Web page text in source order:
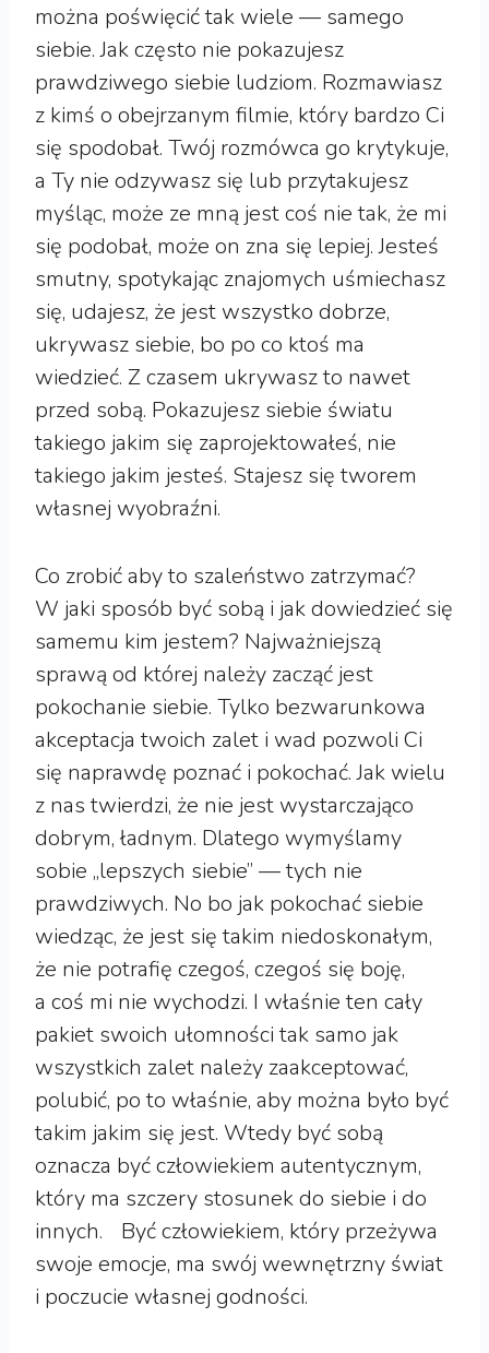
można poświęcić tak wiele — samego
siebie. Jak często nie pokazujesz
prawdziwego siebie ludziom. Rozmawiasz
z kimś o obejrzanym filmie, który bardzo Ci
się spodobał. Twój rozmówca go krytykuje,
a Ty nie odzywasz się lub przytakujesz
myśląc, może ze mną jest coś nie tak, że mi
się podobał, może on zna się lepiej. Jesteś
smutny, spotykając znajomych uśmiechasz
się, udajesz, że jest wszystko dobrze,
ukrywasz siebie, bo po co ktoś ma
wiedzieć. Z czasem ukrywasz to nawet
przed sobą. Pokazujesz siebie światu
takiego jakim się zaprojektowałeś, nie
takiego jakim jesteś. Stajesz się tworem
własnej wyobraźni.
Co zrobić aby to szaleństwo zatrzymać?
W jaki sposób być sobą i jak dowiedzieć się
samemu kim jestem? Najważniejszą
sprawą od której należy zacząć jest
pokochanie siebie. Tylko bezwarunkowa
akceptacja twoich zalet i wad pozwoli Ci
się naprawdę poznać i pokochać. Jak wielu
z nas twierdzi, że nie jest wystarczająco
dobrym, ładnym. Dlatego wymyślamy
sobie „lepszych siebie” — tych nie
prawdziwych. No bo jak pokochać siebie
wiedząc, że jest się takim niedoskonałym,
że nie potrafię czegoś, czegoś się boję,
a coś mi nie wychodzi. I właśnie ten cały
pakiet swoich ułomności tak samo jak
wszystkich zalet należy zaakceptować,
polubić, po to właśnie, aby można było być
takim jakim się jest. Wtedy być sobą
oznacza być człowiekiem autentycznym,
który ma szczery stosunek do siebie i do
innych. Być człowiekiem, który przeżywa
swoje emocje, ma swój wewnętrzny świat
i poczucie własnej godności.